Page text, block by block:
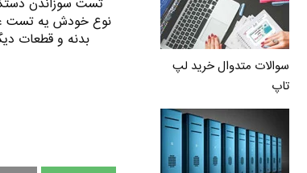
سوالات متدوال خرید لپ
تاپ
تست سوزاندن
نوع خودش یه تست
بدنه و قطعات